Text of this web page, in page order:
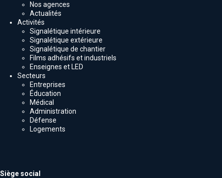
Nos agences
Actualités
Activités
Signalétique intérieure
Signalétique extérieure
Signalétique de chantier
Films adhésifs et industriels
Enseignes et LED
Secteurs
Entreprises
Éducation
Médical
Administration
Défense
Logements
Siège social